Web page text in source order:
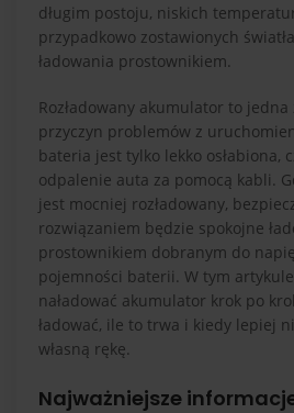
długim postoju, niskich
przypadkowo zostawionych
ładowania prostownikiem.
Rozładowany akumulator to jedna
przyczyn problemów z
bateria jest tylko lekko osłabiona,
odpalenie auta za pomocą kabli.
jest mocniej rozładowany,
rozwiązaniem będzie spokojne
prostownikiem dobranym do
pojemności baterii. W tym
naładować akumulator krok po
ładować, ile to trwa i kiedy lepiej
własną rękę.
Najważniejsze